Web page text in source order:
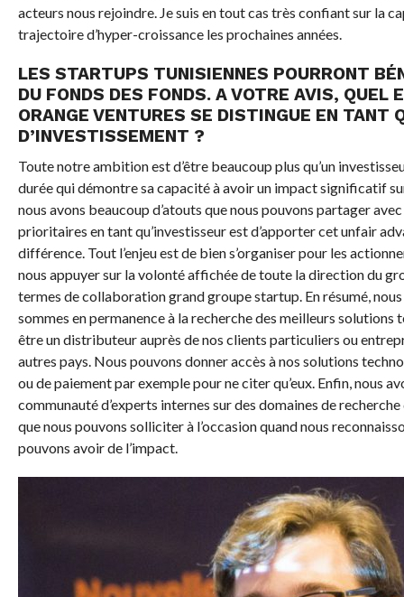
acteurs nous rejoindre. Je suis en tout cas très confiant sur la
trajectoire d’hyper-croissance les prochaines années.
LES STARTUPS TUNISIENNES POURRONT
DU FONDS DES FONDS. A VOTRE AVIS, QUEL
ORANGE VENTURES SE DISTINGUE EN TANT
D’INVESTISSEMENT ?
Toute notre ambition est d’être beaucoup plus qu’un
durée qui démontre sa capacité à avoir un impact significatif
nous avons beaucoup d’atouts que nous pouvons partager
prioritaires en tant qu’investisseur est d’apporter cet unfair
différence. Tout l’enjeu est de bien s’organiser pour les
nous appuyer sur la volonté affichée de toute la direction du
termes de collaboration grand groupe startup. En résumé,
sommes en permanence à la recherche des meilleurs
être un distributeur auprès de nos clients particuliers ou
autres pays. Nous pouvons donner accès à nos solutions
ou de paiement par exemple pour ne citer qu’eux. Enfin, nous
communauté d’experts internes sur des domaines de
que nous pouvons solliciter à l’occasion quand nous
pouvons avoir de l’impact.